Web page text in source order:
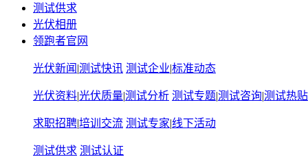
测试供求
光伏相册
领跑者官网
光伏新闻 |测试快讯 测试企业|标准动态
光伏资料|光伏质量|测试分析 测试专题|测试咨询|测试热贴
求职招聘|培训交流 测试专家|线下活动
测试供求 测试认证